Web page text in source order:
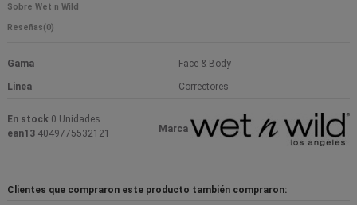
Sobre Wet n Wild
Reseñas(0)
Gama Face & Body
Linea Correctores
Marca
En stock 0 Unidades
ean13 4049775532121
Clientes que compraron este producto también compraron: